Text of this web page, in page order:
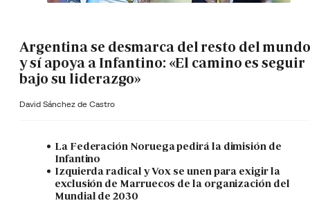
Argentina se desmarca del resto del mundo
y sí apoya a Infantino: «El camino es seguir
bajo su liderazgo»
David Sánchez de Castro
La Federación Noruega pedirá la dimisión de
Infantino
Izquierda radical y Vox se unen para exigir la
exclusión de Marruecos de la organización del
Mundial de 2030